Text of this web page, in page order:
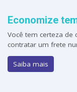
Economize
Você tem certeza
contratar um frete
Saiba mais